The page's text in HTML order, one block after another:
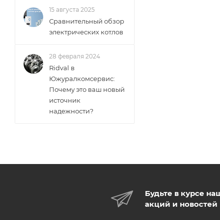
15 августа 2025
Сравнительный обзор
электрических котлов
28 февраля 2024
Ridval в
Южуралкомсервис:
Почему это ваш новый
источник
надежности?
Будьте в курсе
акций и новостей